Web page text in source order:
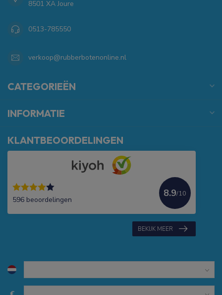
8501 XA Joure
0513-785550
verkoop@rubberbotenonline.nl
CATEGORIEËN
INFORMATIE
KLANTBEOORDELINGEN
596 beoordelingen
8.9/10
BEKIJK MEER